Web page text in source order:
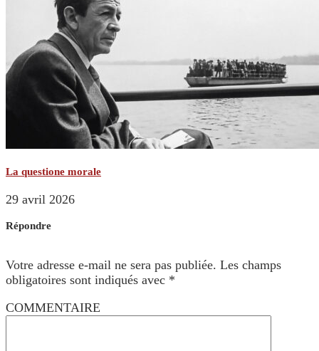
La questione morale
29 avril 2026
Répondre
Votre adresse e-mail ne sera pas publiée. Les champs
obligatoires sont indiqués avec *
COMMENTAIRE